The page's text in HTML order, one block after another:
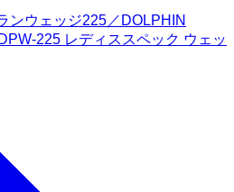
ンウェッジ225／DOLPHIN
225 レディススペック ウェッ